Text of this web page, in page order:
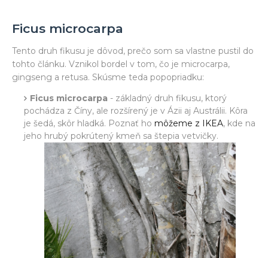
Ficus microcarpa
Tento druh fikusu je dôvod, prečo som sa vlastne pustil do
tohto článku. Vznikol bordel v tom, čo je microcarpa,
gingseng a retusa. Skúsme teda popopriadku:
Ficus microcarpa - základný druh fikusu, ktorý
pochádza z Číny, ale rozšírený je v Ázii aj Austrálii. Kôra
je šedá, skôr hladká. Poznať ho môžeme z IKEA, kde na
jeho hrubý pokrútený kmeň sa štepia vetvičky.